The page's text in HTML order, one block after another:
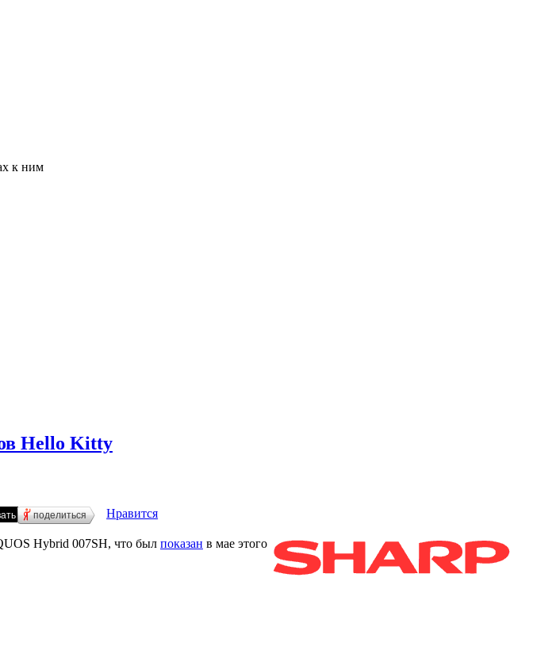
к ним
Hello Kitty
поделиться Нравится
Hybrid 007SH, что был показан в мае этого